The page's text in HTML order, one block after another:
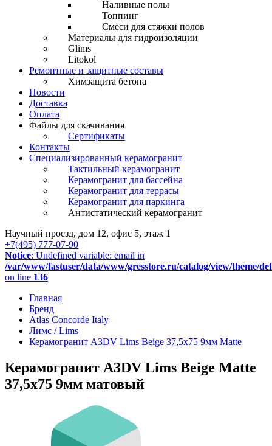
Наливные полы
Топпинг
Смеси для стяжки полов
Материалы для гидроизоляции
Glims
Litokol
Ремонтные и защитные составы
Химзащита бетона
Новости
Доставка
Оплата
Файлы для скачивания
Сертификаты
Контакты
Специализированный керамогранит
Тактильный керамогранит
Керамогранит для бассейна
Керамогранит для террасы
Керамогранит для паркинга
Антистатический керамогранит
Научный проезд, дом 12, офис 5, этаж 1
+7(495) 777-07-90
Notice: Undefined variable: email in
/var/www/fastuser/data/www/gresstore.ru/catalog/view/theme/
on line 136
Главная
Бренд
Atlas Concorde Italy
Лимс / Lims
Керамогранит A3DV Lims Beige 37,5x75 9мм Matte
Керамогранит A3DV Lims Beige Matte
37,5x75 9мм матовый